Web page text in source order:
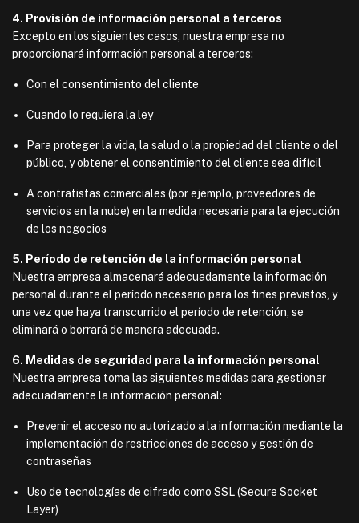
4. Provisión de información personal a terceros
Excepto en los siguientes casos, nuestra empresa no
proporcionará información personal a terceros:
Con el consentimiento del cliente
Cuando lo requiera la ley
Para proteger la vida, la salud o la propiedad del cliente o del
público, y obtener el consentimiento del cliente sea difícil
A contratistas comerciales (por ejemplo, proveedores de
servicios en la nube) en la medida necesaria para la ejecución
de los negocios
5. Período de retención de la información personal
Nuestra empresa almacenará adecuadamente la información
personal durante el período necesario para los fines previstos, y
una vez que haya transcurrido el período de retención, se
eliminará o borrará de manera adecuada.
6. Medidas de seguridad para la información personal
Nuestra empresa toma las siguientes medidas para gestionar
adecuadamente la información personal:
Prevenir el acceso no autorizado a la información mediante la
implementación de restricciones de acceso y gestión de
contraseñas
Uso de tecnologías de cifrado como SSL (Secure Socket
Layer)